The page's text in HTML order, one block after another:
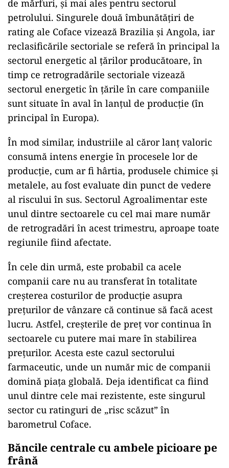
de mărfuri, și mai ales pentru sectorul
petrolului. Singurele două îmbunătățiri de
rating ale Coface vizează Brazilia și Angola, iar
reclasificările sectoriale se referă în principal la
sectorul energetic al țărilor producătoare, în
timp ce retrogradările sectoriale vizează
sectorul energetic în țările în care companiile
sunt situate în aval în lanțul de producție (în
principal în Europa).
În mod similar, industriile al căror lanț valoric
consumă intens energie în procesele lor de
producție, cum ar fi hârtia, produsele chimice și
metalele, au fost evaluate din punct de vedere
al riscului în sus. Sectorul Agroalimentar este
unul dintre sectoarele cu cel mai mare număr
de retrogradări în acest trimestru, aproape toate
regiunile fiind afectate.
În cele din urmă, este probabil ca acele
companii care nu au transferat în totalitate
creșterea costurilor de producție asupra
prețurilor de vânzare că continue să facă acest
lucru. Astfel, creșterile de preț vor continua în
sectoarele cu putere mai mare în stabilirea
prețurilor. Acesta este cazul sectorului
farmaceutic, unde un număr mic de companii
domină piața globală. Deja identificat ca fiind
unul dintre cele mai rezistente, este singurul
sector cu ratinguri de „risc scăzut” în
barometrul Coface.
Băncile centrale cu ambele picioare pe
frână